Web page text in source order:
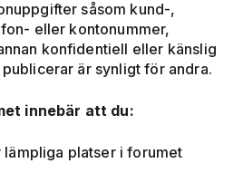
såsom kund-,
eller kontonummer,
konfidentiell eller känslig
är synligt för andra.
innebär att du:
lämpliga platser i forumet